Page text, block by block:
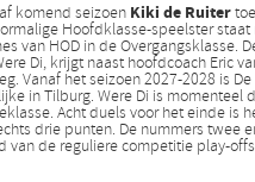
komend seizoen Kiki de Ruiter
Hoofdklasse-speelster staat
van HOD in de Overgangsklasse.
Di, krijgt naast hoofdcoach Eric
Vanaf het seizoen 2027-2028 is
in Tilburg. Were Di is momenteel
Acht duels voor het einde is
drie punten. De nummers twee
van de reguliere competitie play-